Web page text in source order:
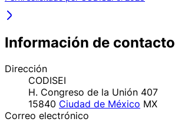
Información de contacto
Dirección
CODISEI
H. Congreso de la Unión 407
15840 Ciudad de México MX
Correo electrónico